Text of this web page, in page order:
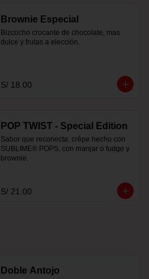
Brownie Especial
Bizcocho crocante de chocolate, mas
dulce y frutas a elección.
S/ 18.00
POP TWIST - Special Edition
Sabor que reconecta: crêpe hecho con
SUBLIME® POPS, con manjar o fudge y
brownie.
S/ 21.00
Doble Antojo